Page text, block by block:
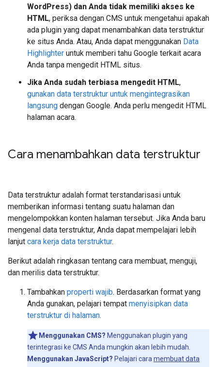
WordPress) dan Anda tidak memiliki akses ke
HTML, periksa dengan CMS untuk mengetahui apakah
ada plugin yang dapat menambahkan data terstruktur
ke situs Anda. Atau, Anda dapat menggunakan Data
Highlighter untuk memberi tahu Google terkait acara
Anda tanpa mengedit HTML situs.
Jika Anda sudah terbiasa mengedit HTML,
gunakan data terstruktur untuk mengintegrasikan
langsung dengan Google. Anda perlu mengedit HTML
halaman acara.
Cara menambahkan data terstruktur
Data terstruktur adalah format terstandarisasi untuk
memberikan informasi tentang suatu halaman dan
mengelompokkan konten halaman tersebut. Jika Anda baru
mengenal data terstruktur, Anda dapat mempelajari lebih
lanjut cara kerja data terstruktur.
Berikut adalah ringkasan tentang cara membuat, menguji,
dan merilis data terstruktur.
Tambahkan properti wajib. Berdasarkan format yang
Anda gunakan, pelajari tempat menyisipkan data
terstruktur di halaman.
Menggunakan CMS? Menggunakan plugin yang
terintegrasi ke CMS Anda mungkin akan lebih mudah.
Menggunakan JavaScript? Pelajari cara membuat data